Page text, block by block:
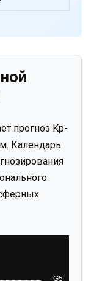
прогноз Kp-
Календарь